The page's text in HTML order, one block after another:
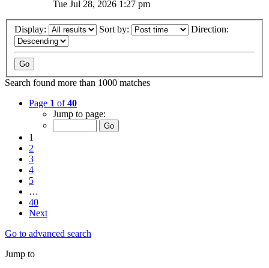
Tue Jul 28, 2026 1:27 pm
Display: Sort by: Direction:
Search found more than 1000 matches
Page 1 of40
Jump to page:
1
2
3
4
5
…
40
Next
Go to advanced search
Jump to